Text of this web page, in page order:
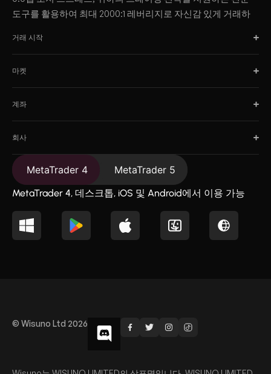
도구를 활용하여 최대 2000:1 레버리지로 자신감 있게 거래하
거래 시작
마켓
계좌
회사
MetaTrader 4 MetaTrader 5
MetaTrader 4, 데스크톱, iOS 및 Android에서 이용 가능
© Wisuno Ltd 2026